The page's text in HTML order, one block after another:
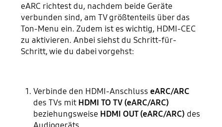
eARC richtest du, nachdem beide Geräte
verbunden sind, am TV größtenteils über das
Ton-Menu ein. Zudem ist es wichtig, HDMI-CEC
zu aktivieren. Anbei siehst du Schritt-für-
Schritt, wie du dabei vorgehst:
Verbinde den HDMI-AnschlusseARC/ARC
des TVs mit HDMI TO TV (eARC/ARC)
beziehungsweise HDMI OUT (eARC/ARC) des